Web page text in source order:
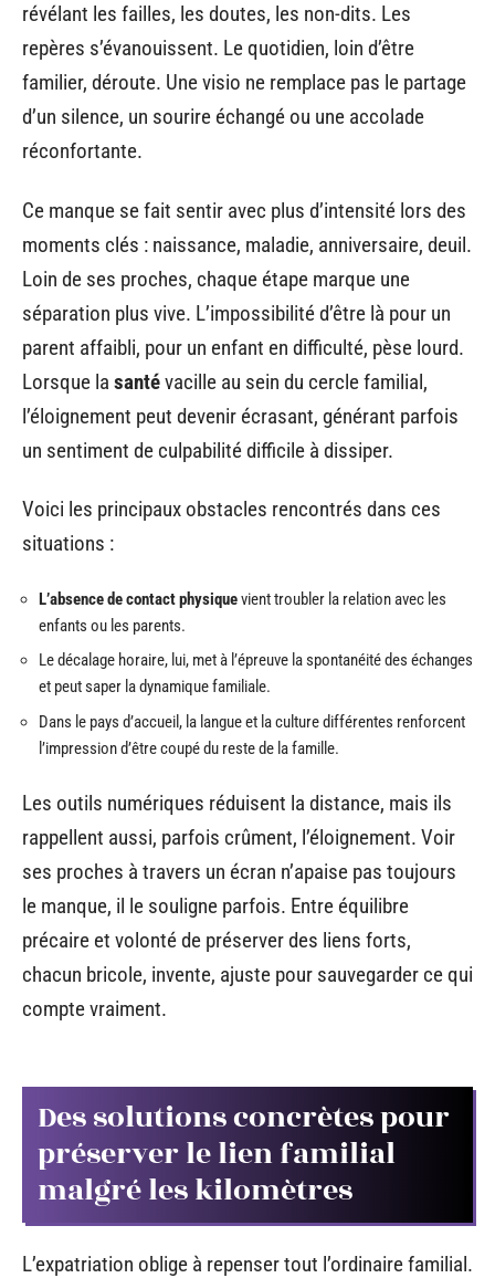
révélant les failles, les doutes, les non-dits. Les
repères s’évanouissent. Le quotidien, loin d’être
familier, déroute. Une visio ne remplace pas le partage
d’un silence, un sourire échangé ou une accolade
réconfortante.
Ce manque se fait sentir avec plus d’intensité lors des
moments clés : naissance, maladie, anniversaire, deuil.
Loin de ses proches, chaque étape marque une
séparation plus vive. L’impossibilité d’être là pour un
parent affaibli, pour un enfant en difficulté, pèse lourd.
Lorsque la santévacille au sein du cercle familial,
l’éloignement peut devenir écrasant, générant parfois
un sentiment de culpabilité difficile à dissiper.
Voici les principaux obstacles rencontrés dans ces
situations :
L’absence de contact physiquevient troubler la relation avec les
enfants ou les parents.
Le décalage horaire, lui, met à l’épreuve la spontanéité des échanges
et peut saper la dynamique familiale.
Dans le pays d’accueil, la langue et la culture différentes renforcent
l’impression d’être coupé du reste de la famille.
Les outils numériques réduisent la distance, mais ils
rappellent aussi, parfois crûment, l’éloignement. Voir
ses proches à travers un écran n’apaise pas toujours
le manque, il le souligne parfois. Entre équilibre
précaire et volonté de préserver des liens forts,
chacun bricole, invente, ajuste pour sauvegarder ce qui
compte vraiment.
Des solutions concrètes pour
préserver le lien familial
malgré les kilomètres
L’expatriation oblige à repenser tout l’ordinaire familial.